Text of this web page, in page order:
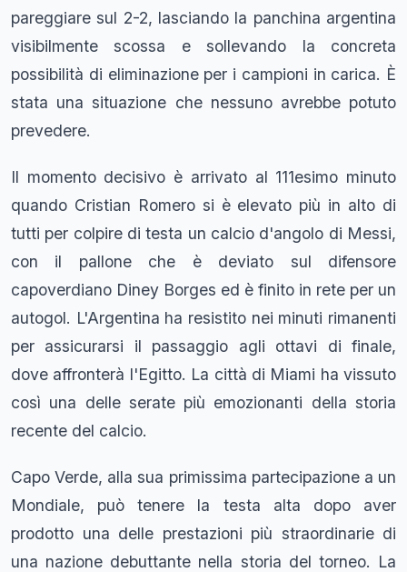
pareggiare sul 2-2, lasciando la panchina argentina
visibilmente scossa e sollevando la concreta
possibilità di eliminazione per i campioni in carica. È
stata una situazione che nessuno avrebbe potuto
prevedere.
Il momento decisivo è arrivato al 111esimo minuto
quando Cristian Romero si è elevato più in alto di
tutti per colpire di testa un calcio d'angolo di Messi,
con il pallone che è deviato sul difensore
capoverdiano Diney Borges ed è finito in rete per un
autogol. L'Argentina ha resistito nei minuti rimanenti
per assicurarsi il passaggio agli ottavi di finale,
dove affronterà l'Egitto. La città di Miami ha vissuto
così una delle serate più emozionanti della storia
recente del calcio.
Capo Verde, alla sua primissima partecipazione a un
Mondiale, può tenere la testa alta dopo aver
prodotto una delle prestazioni più straordinarie di
una nazione debuttante nella storia del torneo. La